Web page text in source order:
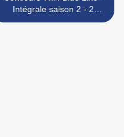
Intégrale saison 2 - 2
Coffret 4 DVD A GAGNER!!